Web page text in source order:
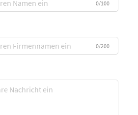
0/100
0/200